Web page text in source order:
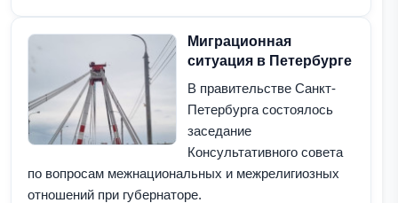
Миграционная
ситуация в Петербурге
В правительстве Санкт-
Петербурга состоялось
заседание
Консультативного совета
по вопросам межнациональных и межрелигиозных
отношений при губернаторе.